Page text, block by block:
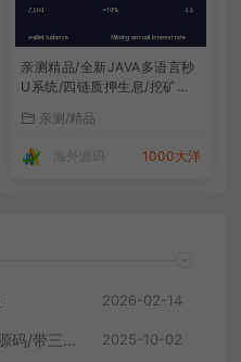
亲测精品/全新JAVA多语言秒
U系统/四链质押生息/挖矿秒u
亲测/精品
海外源码 1000大洋
2026-02-14
亲测精品/海外理财源码/矿机源码/带三级裂变 2025-10-02